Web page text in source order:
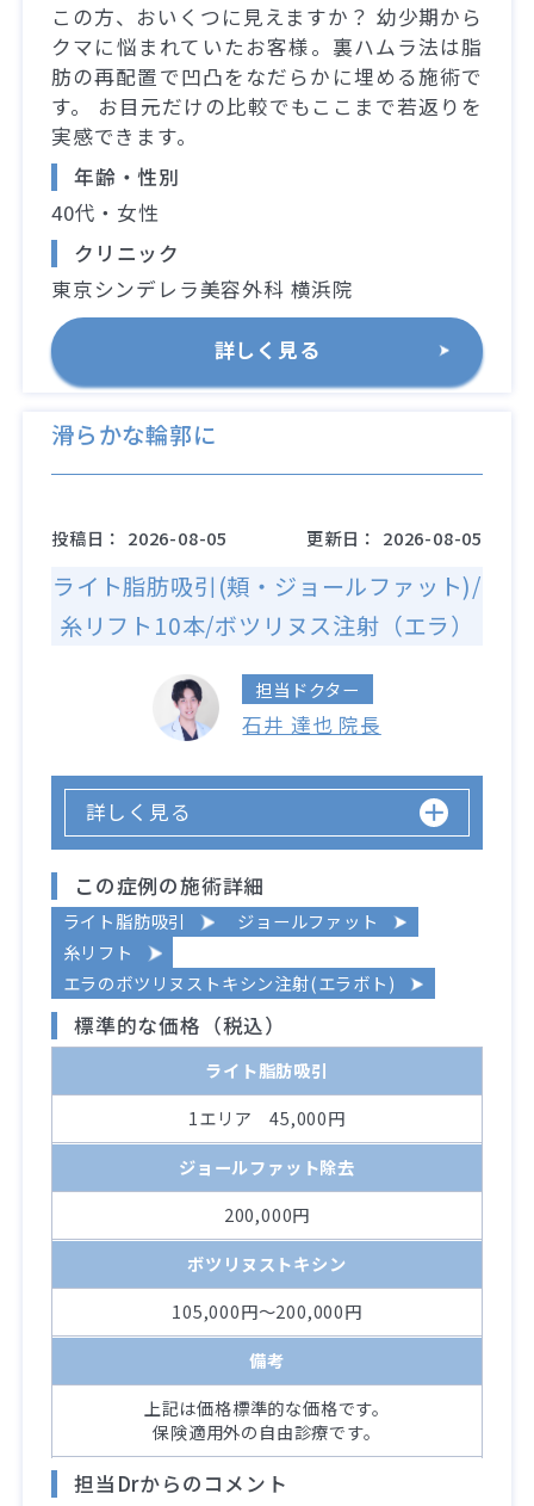
この方、おいくつに見えますか？ 幼少期から
クマに悩まれていたお客様。裏ハムラ法は脂
肪の再配置で凹凸をなだらかに埋める施術で
す。 お目元だけの比較でもここまで若返りを
実感できます。
年齢・性別
40代・女性
クリニック
東京シンデレラ美容外科 横浜院
詳しく見る
滑らかな輪郭に
投稿日： 2026-08-05 更新日： 2026-08-05
ライト脂肪吸引(頬・ジョールファット)/
糸リフト10本/ボツリヌス注射（エラ）
担当ドクター
石井 達也 院長
詳しく見る
この症例の施術詳細
ライト脂肪吸引
ジョールファット
糸リフト
エラのボツリヌストキシン注射(エラボト)
標準的な価格（税込）
ライト脂肪吸引
1エリア 45,000円
ジョールファット除去
200,000円
ボツリヌストキシン
105,000円～200,000円
備考
上記は価格標準的な価格です。
保険適用外の自由診療です。
担当Drからのコメント